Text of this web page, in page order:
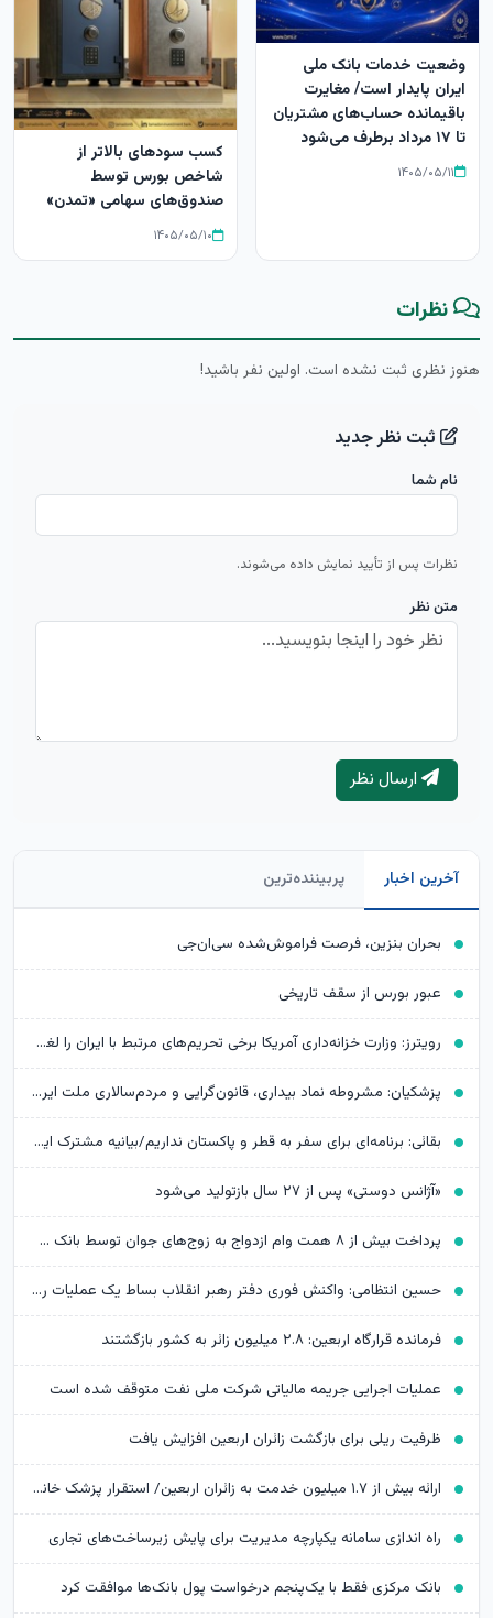
وضعیت خدمات بانک ملی
ایران پایدار است/ مغایرت‌
باقیمانده حساب‌های مشتریان
تا ۱۷ مرداد برطرف می‌شود
۱۴۰۵/۰۵/۱۱
کسب سودهای بالاتر از
شاخص بورس توسط
صندوق‌های سهامی «تمدن»
۱۴۰۵/۰۵/۱۰
نظرات
هنوز نظری ثبت نشده است. اولین نفر باشید!
ثبت نظر جدید
نام شما
نظرات پس از تأیید نمایش داده می‌شوند.
متن نظر
ارسال نظر
آخرین اخبار پربیننده‌ترین
بحران بنزین، فرصت فراموش‌شده سی‌ان‌جی
عبور بورس از سقف تاریخی
رویترز: وزارت خزانه‌داری آمریکا برخی تحریم‌های مرتبط با ایران را لغو کرد
پزشکیان: مشروطه نماد بیداری، قانون‌گرایی و مردم‌سالاری ملت ایران است
بقائی: برنامه‌ای برای سفر به قطر و پاکستان نداریم/بیانیه مشترک ایران و عمان در مرحله تدوین
«آژانس دوستی» پس از ۲۷ سال بازتولید می‌شود
پرداخت بیش از ۸ همت وام ازدواج به زوج‌های جوان توسط بانک ملی ایران
حسین انتظامی: واکنش فوری دفتر رهبر انقلاب بساط یک عملیات را جمع کرد
فرمانده قرارگاه اربعین: ۲.۸ میلیون زائر به کشور بازگشتند
عملیات اجرایی جریمه مالیاتی شرکت ملی نفت متوقف شده است
ظرفیت ریلی برای بازگشت زائران اربعین افزایش یافت
ارائه بیش از ۱.۷ میلیون خدمت به زائران اربعین/ استقرار پزشک خانواده در ۶۴ شهرستان
راه اندازی سامانه یکپارچه مدیریت برای پایش زیرساخت‌های تجاری
بانک مرکزی فقط با یک‌‎پنجم درخواست پول بانک‌ها موافقت کرد